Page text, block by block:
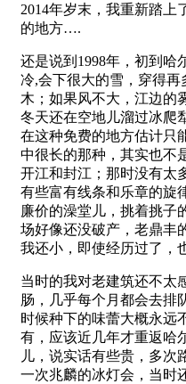
2014年岁末，我重新踏上
的地方….
还是说到1998年，初到哈
冷,会下很大的雪，穿得
木；如果风不大，江边的
冬天还在空地儿溜过冰爬
在这种免费的地方估计只
中很长的那种，其实也不
开江和封江；那时没有太
有些富有线条和乐章的旋
廉价的澡堂儿，挑着挑子
场好像还没破产，老鼎丰
我还小，即使经历过了，
当时的我对老建筑还不太
肠，几乎每个月都会去排
时候种下的味蕾大概永远
有，应该近几年才重返哈
儿，说实话有些贵，多次
一次兆麟的冰灯会，当时